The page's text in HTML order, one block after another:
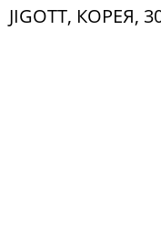
JIGOTT, КОРЕЯ,